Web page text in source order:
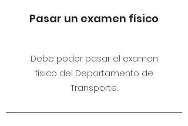
Pasar un examen físico
Debe poder pasar el examen
físico del Departamento de
Transporte.